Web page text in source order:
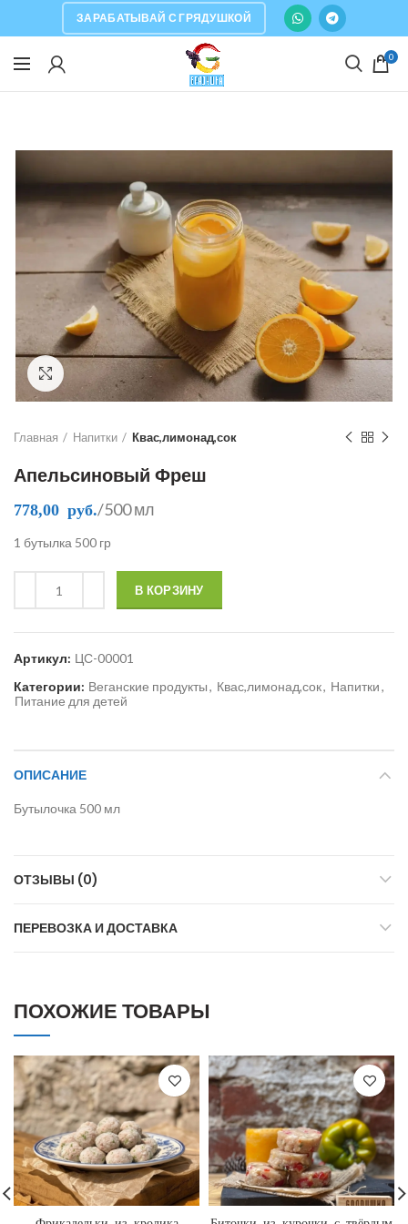
ЗАРАБАТЫВАЙ С ГРЯДУШКОЙ
0
Click to enlarge
Главная Напитки Квас,лимонад,сок
Апельсиновый Фреш
778,00 руб. /500 мл
1 бутылка 500 гр
В КОРЗИНУ
Артикул: ЦС-00001
Категории: Веганские продукты, Квас,лимонад,сок, Напитки,
Питание для детей
ОПИСАНИЕ
Бутылочка 500 мл
ОТЗЫВЫ (0)
ПЕРЕВОЗКА И ДОСТАВКА
ПОХОЖИЕ ТОВАРЫ